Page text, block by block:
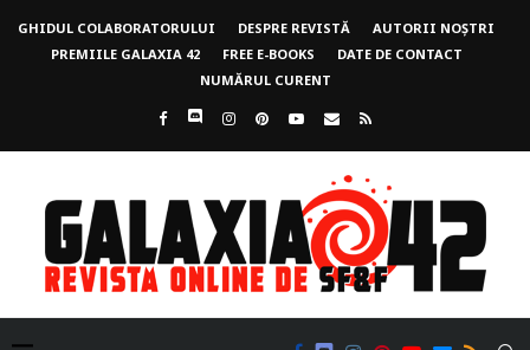
GHIDUL COLABORATORULUI DESPRE REVISTĂ
AUTORII NOȘTRI
PREMIILE GALAXIA 42
FREE E-BOOKS
DATE DE CONTACT
NUMĂRUL CURENT